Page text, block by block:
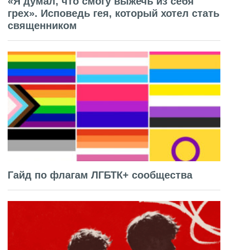
грех». Исповедь гея, который хотел стать
священником
Гайд по флагам ЛГБТК+ сообщества